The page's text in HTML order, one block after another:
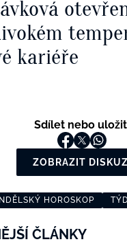
kariéře
Sdílet nebo
ZOBRAZIT DISKUZI
HOROSKOP
ČLÁNKY